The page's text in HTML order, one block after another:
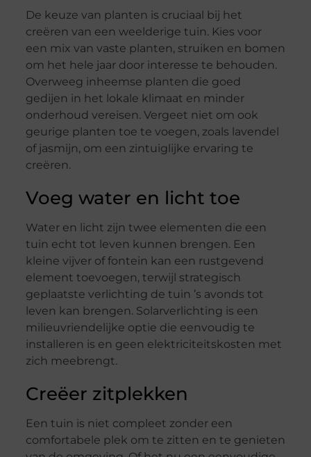
De keuze van planten is cruciaal bij het
creëren van een weelderige tuin. Kies voor
een mix van vaste planten, struiken en bomen
om het hele jaar door interesse te behouden.
Overweeg inheemse planten die goed
gedijen in het lokale klimaat en minder
onderhoud vereisen. Vergeet niet om ook
geurige planten toe te voegen, zoals lavendel
of jasmijn, om een zintuiglijke ervaring te
creëren.
Voeg water en licht toe
Water en licht zijn twee elementen die een
tuin echt tot leven kunnen brengen. Een
kleine vijver of fontein kan een rustgevend
element toevoegen, terwijl strategisch
geplaatste verlichting de tuin ’s avonds tot
leven kan brengen. Solarverlichting is een
milieuvriendelijke optie die eenvoudig te
installeren is en geen elektriciteitskosten met
zich meebrengt.
Creëer zitplekken
Een tuin is niet compleet zonder een
comfortabele plek om te zitten en te genieten